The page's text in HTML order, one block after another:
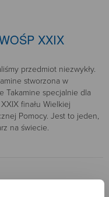
XXIX
przedmiot niezwykły.
stworzona w
Takamine specjalnie dla
finału Wielkiej
Pomocy. Jest to jeden,
na świecie.